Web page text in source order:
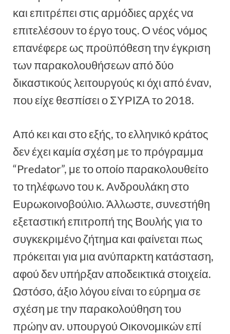
και επιτρέπει στις αρμόδιες αρχές να
επιτελέσουν το έργο τους. Ο νέος νόμος
επανέφερε ως προϋπόθεση την έγκριση
των παρακολουθήσεων από δύο
δικαστικούς λειτουργούς κι όχι από έναν,
που είχε θεσπίσει ο ΣΥΡΙΖΑ το 2018.
Από κει και στο εξής, το ελληνικό κράτος
δεν έχει καμία σχέση με το πρόγραμμα
“Predator”, με το οποίο παρακολουθείτο
το τηλέφωνο του κ. Ανδρουλάκη στο
Ευρωκοινοβούλιο. Άλλωστε, συνεστήθη
εξεταστική επιτροπή της Βουλής για το
συγκεκριμένο ζήτημα και φαίνεται πως
πρόκειται για μια ανύπαρκτη κατάσταση,
αφού δεν υπήρξαν αποδεικτικά στοιχεία.
Ωστόσο, άξιο λόγου είναι το εύρημα σε
σχέση με την παρακολούθηση του
πρώην αν. υπουργού Οικονομικών επί